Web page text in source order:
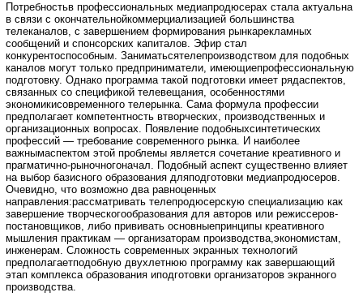
Потребностьв профессиональных медиапродюсерах стала актуальна
в связи с окончательнойкоммерциализацией большинства
телеканалов, с завершением формирования рынкарекламных
сообщений и спонсорских капиталов. Эфир стал
конкурентоспособным. Заниматьсятелепроизводством для подобных
каналов могут только предприниматели, имеющиепрофессиональную
подготовку. Однако программа такой подготовки имеет рядаспектов,
связанных со спецификой телевещания, особенностями
экономикисовременного телерынка. Сама формула профессии
предполагает компетентность втворческих, производственных и
организационных вопросах. Появление подобныхсинтетических
профессий — требование современного рынка. И наиболее
важнымаспектом этой проблемы является сочетание креативного и
прагматично-рыночногоначал. Подобный аспект существенно влияет
на выбор базисного образования дляподготовки медиапродюсеров.
Очевидно, что возможно два равноценных
направления:рассматривать телепродюсерскую специализацию как
завершение творческогообразования для авторов или режиссеров-
постановщиков, либо прививать основныепринципы креативного
мышления практикам — организаторам производства,экономистам,
инженерам. Сложность современных экранных технологий
предполагаетподобную двухлетнюю программу как завершающий
этап комплекса образования иподготовки организаторов экранного
производства.